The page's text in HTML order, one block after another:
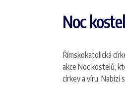
Noc
Římskokatolická
akce Noc kostelů,
církev a víru. Nabízí